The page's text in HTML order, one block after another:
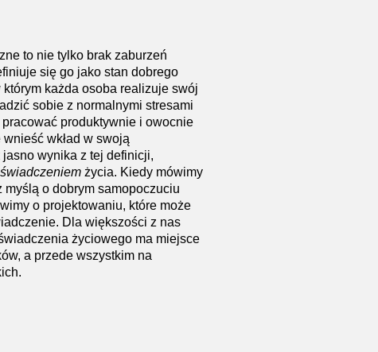
to nie tylko brak zaburzeń
się go jako stan dobrego
każda osoba realizuje swój
sobie z normalnymi stresami
produktywnie i owocnie
wkład w swoją
jasno wynika z tej definicji,
życia. Kiedy mówimy
myślą o dobrym samopoczuciu
o projektowaniu, które może
Dla większości z nas
życiowego ma miejsce
a przede wszystkim na